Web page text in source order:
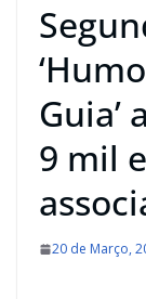
Guia’
9 mil
20 de Março,